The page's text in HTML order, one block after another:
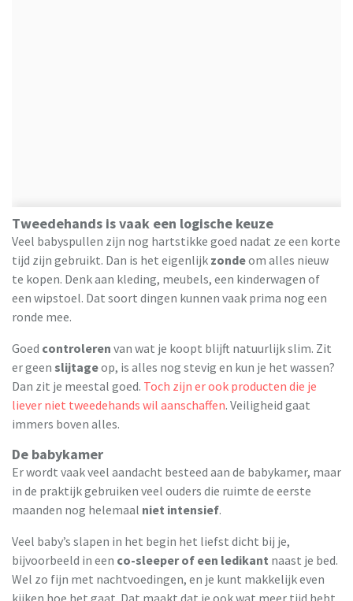
Tweedehands is vaak een logische keuze
Veel babyspullen zijn nog hartstikke goed nadat ze een korte
tijd zijn gebruikt. Dan is het eigenlijk zondeom alles nieuw
te kopen. Denk aan kleding, meubels, een kinderwagen of
een wipstoel. Dat soort dingen kunnen vaak prima nog een
ronde mee.
Goed controleren van wat je koopt blijft natuurlijk slim. Zit
er geen slijtageop, is alles nog stevig en kun je het wassen?
Dan zit je meestal goed. Toch zijn er ook producten die je
liever niet tweedehands wil aanschaffen. Veiligheid gaat
immers boven alles.
De babykamer
Er wordt vaak veel aandacht besteed aan de babykamer, maar
in de praktijk gebruiken veel ouders die ruimte de eerste
maanden nog helemaal niet intensief.
Veel baby’s slapen in het begin het liefst dicht bij je,
bijvoorbeeld in een co-sleeper of een ledikant naast je bed.
Wel zo fijn met nachtvoedingen, en je kunt makkelijk even
kijken hoe het gaat. Dat maakt dat je ook wat meer tijd hebt